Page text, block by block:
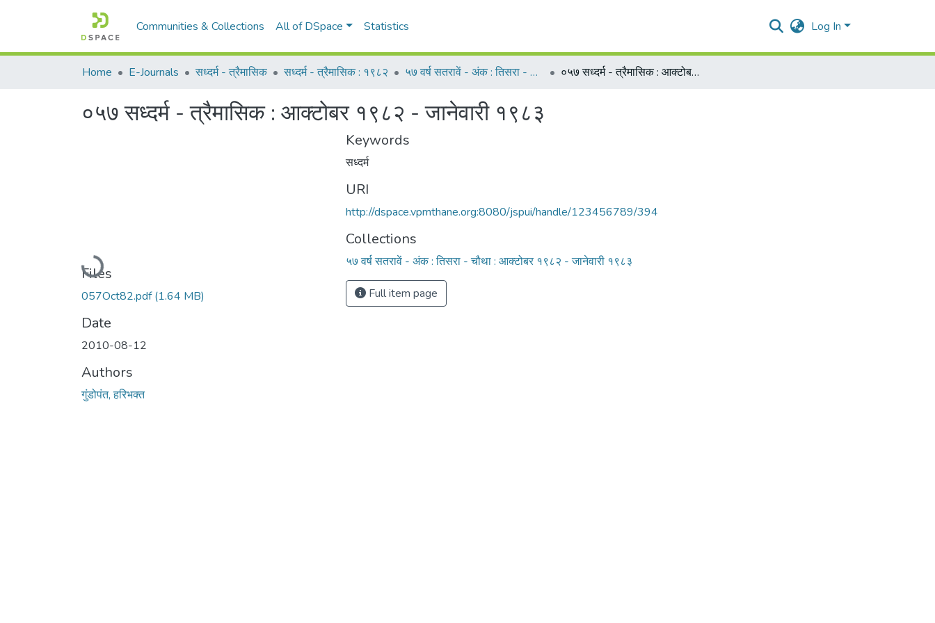
Communities & Collections All of DSpace Statistics Log In
Home E-Journals सध्दर्म - त्रैमासिक सध्दर्म - त्रैमासिक : १९८२ ५७ वर्ष सतरावें - अंक : तिसरा - चौथा : आक्टोबर १९८२ - जानेवारी १९८३ ०५७ सध्दर्म - त्रैमासिक : आक्टोबर १९८२ - जानेवारी १९८३
०५७ सध्दर्म - त्रैमासिक : आक्टोबर १९८२ - जानेवारी १९८३
Loading...
Files
057Oct82.pdf(1.64 MB)
Date
2010-08-12
Authors
गुंडोपंत, हरिभक्‍त
Keywords
सध्दर्म
URI
http://dspace.vpmthane.org:8080/jspui/handle/123456789/394
Collections
५७ वर्ष सतरावें - अंक : तिसरा - चौथा : आक्टोबर १९८२ - जानेवारी १९८३
Full item page